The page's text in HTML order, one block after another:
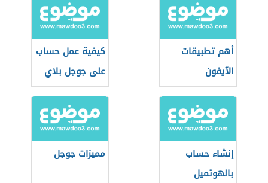
أهم تطبيقات
الآيفون
كيفية عمل حساب
على جوجل بلاي
إنشاء حساب
بالهوتميل
مميزات جوجل